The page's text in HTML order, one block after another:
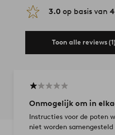
3.0 op basis van 4
Toon alle reviews (1)
Onmogelijk om in
Instructies voor de poten
niet worden